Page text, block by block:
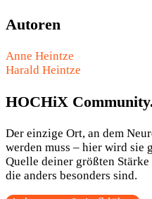
Autoren
Anne Heintze
Harald Heintze
HOCHiX
Der einzige Ort, an dem
werden muss – hier wird sie
Quelle deiner größten
die anders besonders sind.